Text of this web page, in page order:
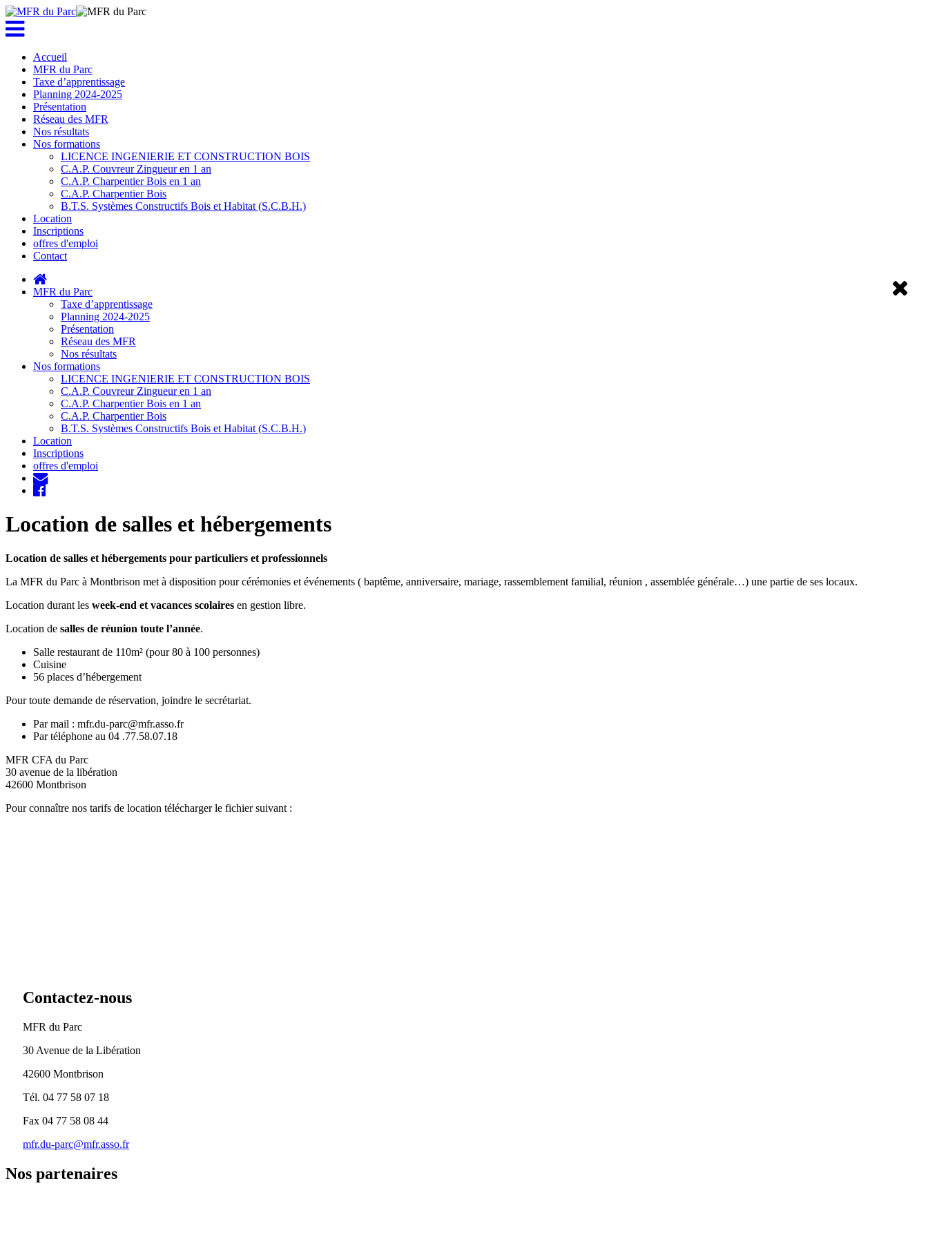
Accueil
MFR du Parc
Taxe d’apprentissage
Planning 2024-2025
Présentation
Réseau des MFR
Nos résultats
Nos formations
LICENCE INGENIERIE ET CONSTRUCTION BOIS
C.A.P. Couvreur Zingueur en 1 an
C.A.P. Charpentier Bois en 1 an
C.A.P. Charpentier Bois
B.T.S. Systèmes Constructifs Bois et Habitat (S.C.B.H.)
Location
Inscriptions
offres d'emploi
Contact
MFR du Parc
Taxe d’apprentissage
Planning 2024-2025
Présentation
Réseau des MFR
Nos résultats
Nos formations
LICENCE INGENIERIE ET CONSTRUCTION BOIS
C.A.P. Couvreur Zingueur en 1 an
C.A.P. Charpentier Bois en 1 an
C.A.P. Charpentier Bois
B.T.S. Systèmes Constructifs Bois et Habitat (S.C.B.H.)
Location
Inscriptions
offres d'emploi
Location de salles et hébergements
Location de salles et hébergements pour particuliers et professionnels
La MFR du Parc à Montbrison met à disposition pour cérémonies et événements ( baptême, anniversaire, mariage, rassemblement familial, réunion , assemblée générale…) une partie de ses locaux.
Location durant les week-end et vacances scolaires en gestion libre.
Location de salles de réunion toute l’année.
Salle restaurant de 110m² (pour 80 à 100 personnes)
Cuisine
56 places d’hébergement
Pour toute demande de réservation, joindre le secrétariat.
Par mail : mfr.du-parc@mfr.asso.fr
Par téléphone au 04 .77.58.07.18
MFR CFA du Parc
30 avenue de la libération
42600 Montbrison
Pour connaître nos tarifs de location télécharger le fichier suivant :
Contactez-nous
MFR du Parc
30 Avenue de la Libération
42600 Montbrison
Tél. 04 77 58 07 18
Fax 04 77 58 08 44
mfr.du-parc@mfr.asso.fr
Nos partenaires